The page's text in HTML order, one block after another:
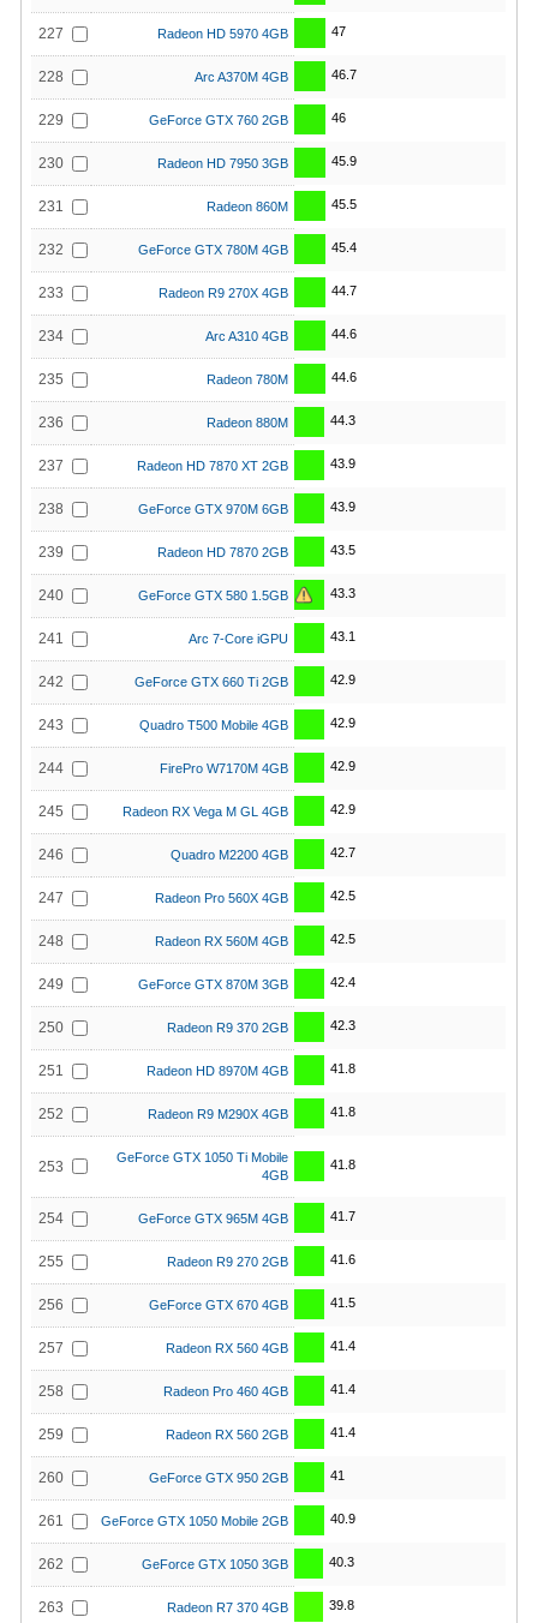
227 Radeon HD 5970 4GB 47
228 Arc A370M 4GB 46.7
229 GeForce GTX 760 2GB 46
230 Radeon HD 7950 3GB 45.9
231 Radeon 860M 45.5
232 GeForce GTX 780M 4GB 45.4
233 Radeon R9 270X 4GB 44.7
234 Arc A310 4GB 44.6
235 Radeon 780M 44.6
236 Radeon 880M 44.3
237 Radeon HD 7870 XT 2GB 43.9
238 GeForce GTX 970M 6GB 43.9
239 Radeon HD 7870 2GB 43.5
240 GeForce GTX 580 1.5GB 43.3
241 Arc 7-Core iGPU 43.1
242 GeForce GTX 660 Ti 2GB 42.9
243 Quadro T500 Mobile 4GB 42.9
244 FirePro W7170M 4GB 42.9
245 Radeon RX Vega M GL 4GB 42.9
246 Quadro M2200 4GB 42.7
247 Radeon Pro 560X 4GB 42.5
248 Radeon RX 560M 4GB 42.5
249 GeForce GTX 870M 3GB 42.4
250 Radeon R9 370 2GB 42.3
251 Radeon HD 8970M 4GB 41.8
252 Radeon R9 M290X 4GB 41.8
253
GeForce GTX 1050 Ti Mobile
4GB
41.8
254 GeForce GTX 965M 4GB 41.7
255 Radeon R9 270 2GB 41.6
256 GeForce GTX 670 4GB 41.5
257 Radeon RX 560 4GB 41.4
258 Radeon Pro 460 4GB 41.4
259 Radeon RX 560 2GB 41.4
260 GeForce GTX 950 2GB 41
261 GeForce GTX 1050 Mobile 2GB 40.9
262 GeForce GTX 1050 3GB 40.3
263 Radeon R7 370 4GB 39.8